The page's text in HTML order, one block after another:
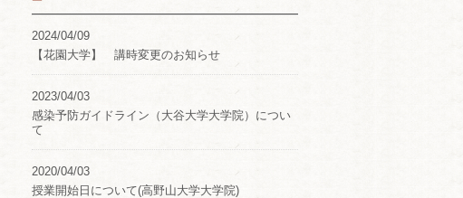
2024/04/09
【花園大学】 講時変更のお知らせ
2023/04/03
感染予防ガイドライン（大谷大学大学院）につい
て
2020/04/03
授業開始日について(高野山大学大学院)